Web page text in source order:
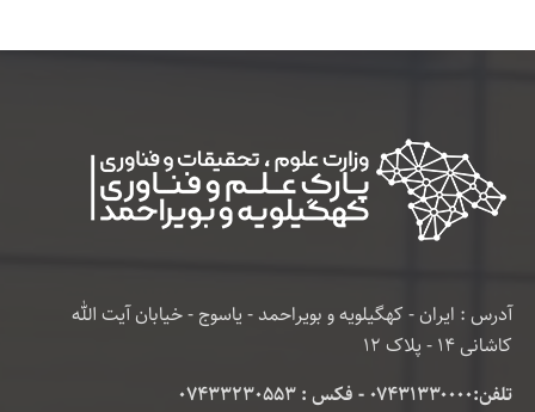
آدرس : ایران - کهگیلویه و بویراحمد - یاسوج - خیابان آیت الله
کاشانی 14 - پلاک 12
تلفن:۰۷۴۳۱۳۳۰۰۰۰ - فکس : 07433230553